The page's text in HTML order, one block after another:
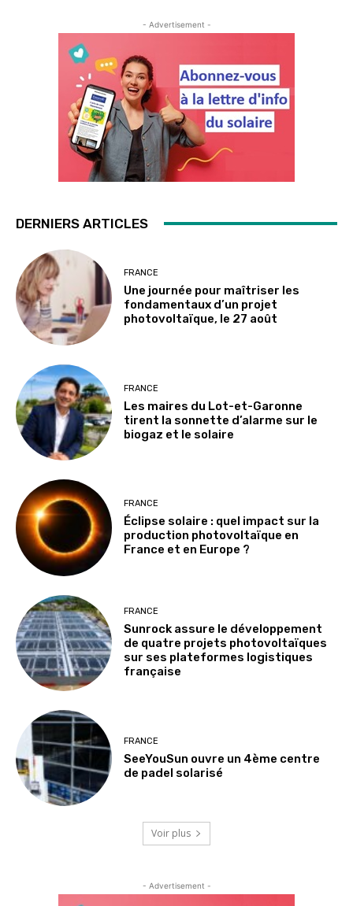
- Advertisement -
DERNIERS ARTICLES
FRANCE
Une journée pour maîtriser les
fondamentaux d’un projet
photovoltaïque, le 27 août
FRANCE
Les maires du Lot-et-Garonne
tirent la sonnette d’alarme sur le
biogaz et le solaire
FRANCE
Éclipse solaire : quel impact sur la
production photovoltaïque en
France et en Europe ?
FRANCE
Sunrock assure le développement
de quatre projets photovoltaïques
sur ses plateformes logistiques
française
FRANCE
SeeYouSun ouvre un 4ème centre
de padel solarisé
Voir plus
- Advertisement -